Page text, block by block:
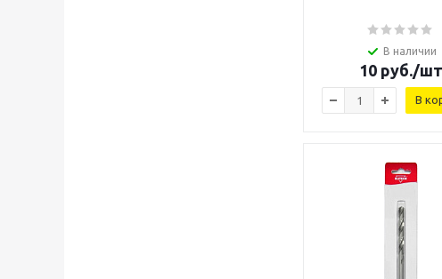
В наличии
10руб./шт
В